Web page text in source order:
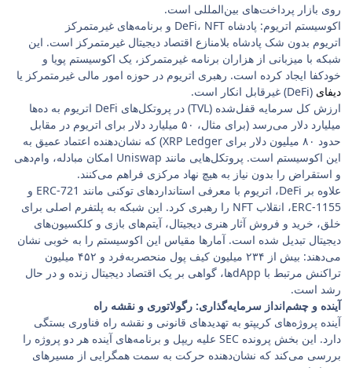
روی بازار پرداخت‌های بین‌المللی است.
اکوسیستم اتریوم: پادشاه DeFi، NFT و برنامه‌های غیرمتمرکز
اتریوم بدون شک پادشاه بلامنازع اقتصاد دیجیتال غیرمتمرکز است. این
شبکه با میزبانی از هزاران برنامه غیرمتمرکز، یک اکوسیستم پویا و
خودکفا ایجاد کرده است. رهبری اتریوم در حوزه امور مالی غیرمتمرکز یا
دیفای (DeFi) غیرقابل انکار است.
ارزش کل سرمایه قفل‌شده (TVL) در پروتکل‌های DeFi اتریوم به ده‌ها
میلیارد دلار می‌رسد (برای مثال، ۵۰ میلیارد دلار برای اتریوم در مقابل
حدود ۸۰ میلیون دلار برای XRP Ledger) که نشان‌دهنده اعتماد عمیق به
این اکوسیستم است. پروتکل‌هایی مانند Uniswap امکان مبادله، وام‌دهی
و استقراض را بدون نیاز به هیچ نهاد مرکزی فراهم می‌کنند.
علاوه بر DeFi، اتریوم با معرفی استانداردهای توکنی مانند ERC-721 و
ERC-1155، انقلاب NFT را رهبری کرد. این شبکه به پلتفرم اصلی برای
خلق، خرید و فروش آثار هنری دیجیتال، آیتم‌های بازی و کلکسیون‌های
دیجیتال تبدیل شده است. آمارها مقیاس این اکوسیستم را به خوبی نشان
می‌دهند: بیش از ۲۳۴ میلیون کیف پول منحصربه‌فرد و ۴۵۲ میلیون
تراکنش مرتبط با dAppها، گواهی بر یک اقتصاد دیجیتال زنده و در حال
رشد است.
آینده و چشم‌انداز سرمایه‌گذاری: رگولاتوری و نقشه راه
آینده پروژه‌های کریپتو به تهدیدهای قانونی و نقشه راه فناوری بستگی
دارد. این بخش پرونده SEC علیه ریپل و برنامه‌های آینده هر دو پروژه را
بررسی می‌کند که نشان‌دهنده حرکت به سمت همگرایی از مسیرهای